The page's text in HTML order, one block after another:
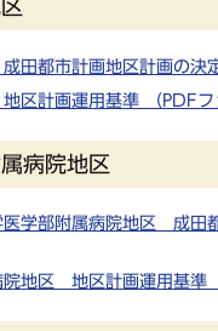
田都市計画地区計画の決
区計画運用基準 （PDFフ
病院地区
医学部附属病院地区 成田
院地区 地区計画運用基準